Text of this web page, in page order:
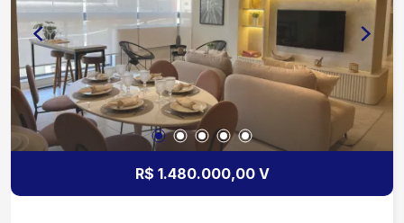
R$ 1.480.000,00 V